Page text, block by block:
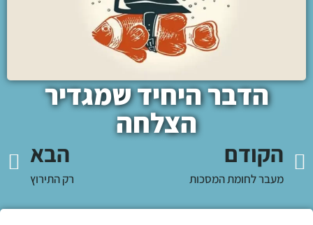
הדבר היחיד שמגדיר
הצלחה
הקודם
מעבר לחומת המסכות
הבא
רק התירוץ